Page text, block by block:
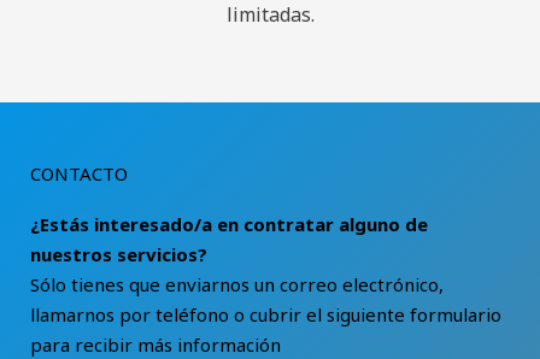
limitadas.
CONTACTO
¿Estás interesado/a en contratar alguno de
nuestros servicios?
Sólo tienes que enviarnos un correo electrónico,
llamarnos por teléfono o cubrir el siguiente formulario
para recibir más información